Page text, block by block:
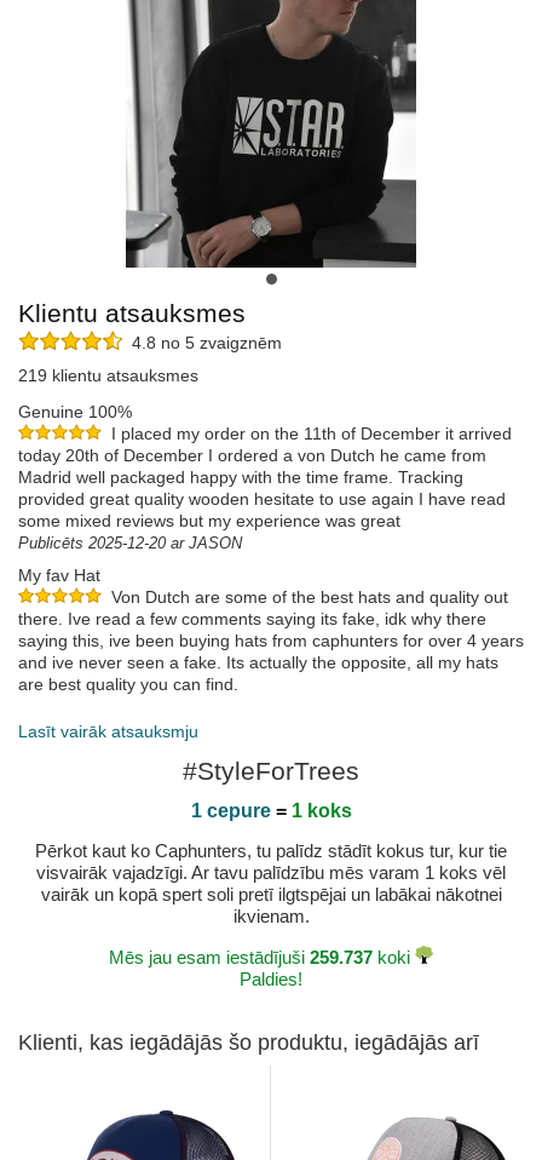
Klientu atsauksmes
4.8 no 5 zvaigznēm
219 klientu atsauksmes
Genuine 100%
I placed my order on the 11th of December it arrived
today 20th of December I ordered a von Dutch he came from
Madrid well packaged happy with the time frame. Tracking
provided great quality wooden hesitate to use again I have read
some mixed reviews but my experience was great
Publicēts 2025-12-20 ar JASON
My fav Hat
Von Dutch are some of the best hats and quality out
there. Ive read a few comments saying its fake, idk why there
saying this, ive been buying hats from caphunters for over 4 years
and ive never seen a fake. Its actually the opposite, all my hats
are best quality you can find.
Customer service with a sense of humour
I had some interesting messages from caphunters,
especially the packing team . At first I thought it was somebody
taking the p!!! And felt maybe I had been tucked up gud n proper,
especially after reading some of the reviews, saying its a scam
and there fake hats and blah blah blah.. but I'm glad to report
from the quality of the caps and customer service everything has
been spot on . Thanks cap hunters.
Good communication,quality product would
Lasīt vairāk atsauksmju
#StyleForTrees
1 cepure= 1 koks
Pērkot kaut ko Caphunters, tu palīdz stādīt kokus tur, kur tie
visvairāk vajadzīgi. Ar tavu palīdzību mēs varam 1 koks vēl
vairāk un kopā spert soli pretī ilgtspējai un labākai nākotnei
ikvienam.
Mēs jau esam iestādījuši 259.737 koki
Paldies!
Klienti, kas iegādājās šo produktu, iegādājās arī